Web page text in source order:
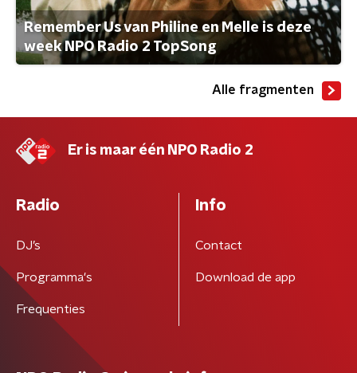
Remember Us van Philine en Melle is deze
week NPO Radio 2 TopSong
Alle fragmenten
Er is maar één NPO Radio 2
Radio
DJ’s
Programma's
Frequenties
Info
Contact
Download de app